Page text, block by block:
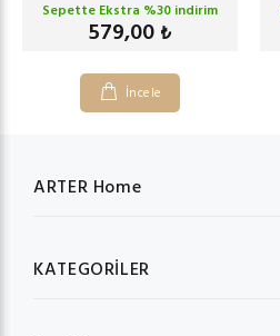
Sepette Ekstra %30 indirim
579,00 ₺
İncele
ARTER Home
KATEGORİLER